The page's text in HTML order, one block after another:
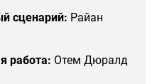
сценарий: Райан
работа: Отем Дюралд